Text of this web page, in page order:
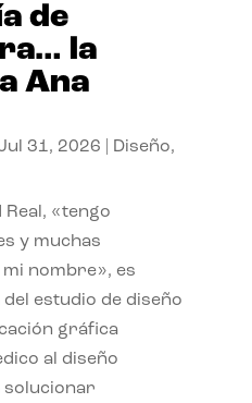
de
la
Ana
31, 2026 Diseño,
Real, «tengo
y muchas
nombre», es
estudio de diseño
gráfica
al diseño
solucionar